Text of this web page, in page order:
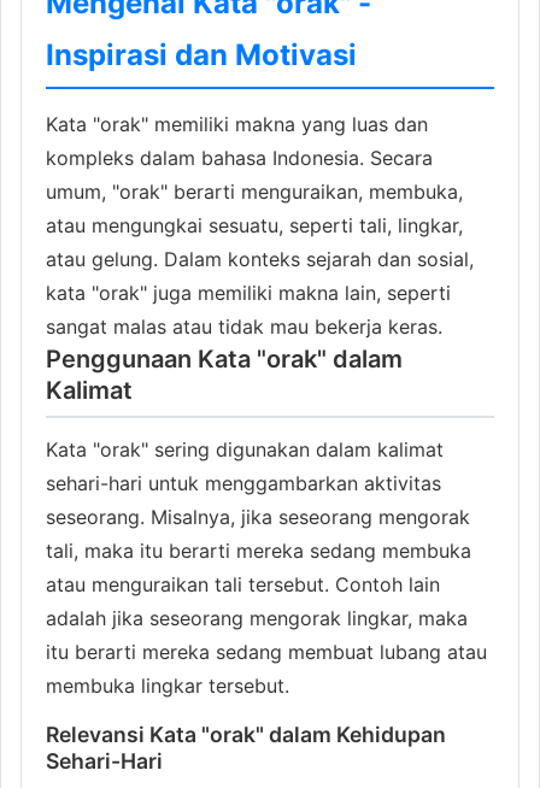
Inspirasi dan Motivasi
Kata "orak" memiliki makna yang luas dan
kompleks dalam bahasa Indonesia. Secara
umum, "orak" berarti menguraikan, membuka,
atau mengungkai sesuatu, seperti tali, lingkar,
atau gelung. Dalam konteks sejarah dan sosial,
kata "orak" juga memiliki makna lain, seperti
sangat malas atau tidak mau bekerja keras.
Penggunaan Kata "orak" dalam
Kalimat
Kata "orak" sering digunakan dalam kalimat
sehari-hari untuk menggambarkan aktivitas
seseorang. Misalnya, jika seseorang mengorak
tali, maka itu berarti mereka sedang membuka
atau menguraikan tali tersebut. Contoh lain
adalah jika seseorang mengorak lingkar, maka
itu berarti mereka sedang membuat lubang atau
membuka lingkar tersebut.
Relevansi Kata "orak" dalam Kehidupan
Sehari-Hari